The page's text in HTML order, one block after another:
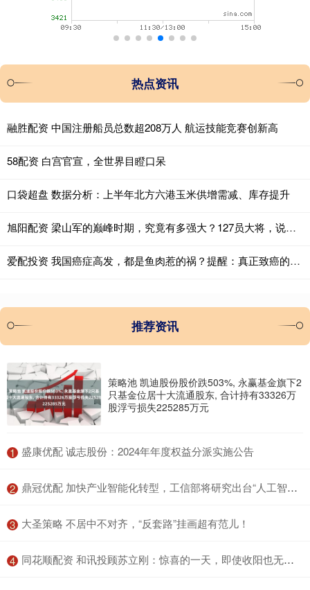
热点资讯
融胜配资 中国注册船员总数超208万人 航运技能竞赛创新高
58配资 白宫官宣，全世界目瞪口呆
口袋超盘 数据分析：上半年北方六港玉米供增需减、库存提升
旭阳配资 梁山军的巅峰时期，究竟有多强大？127员大将，说出来你别质疑_宋江_王伦_朝廷
爱配投资 我国癌症高发，都是鱼肉惹的祸？提醒：真正致癌的是这3种鱼
推荐资讯
策略池 凯迪股份股价跌503%, 永赢基金旗下2
只基金位居十大流通股东, 合计持有33326万
股浮亏损失225285万元
1 ​盛康优配 诚志股份：2024年年度权益分派实施公告
2 ​鼎冠优配 加快产业智能化转型，工信部将研究出台“人工智能+制造”方案
3 ​大圣策略 不居中不对齐，“反套路”挂画超有范儿！
4 ​同花顺配资 和讯投顾苏立刚：惊喜的一天，即使收阳也无法改变短期谨慎操作的态度